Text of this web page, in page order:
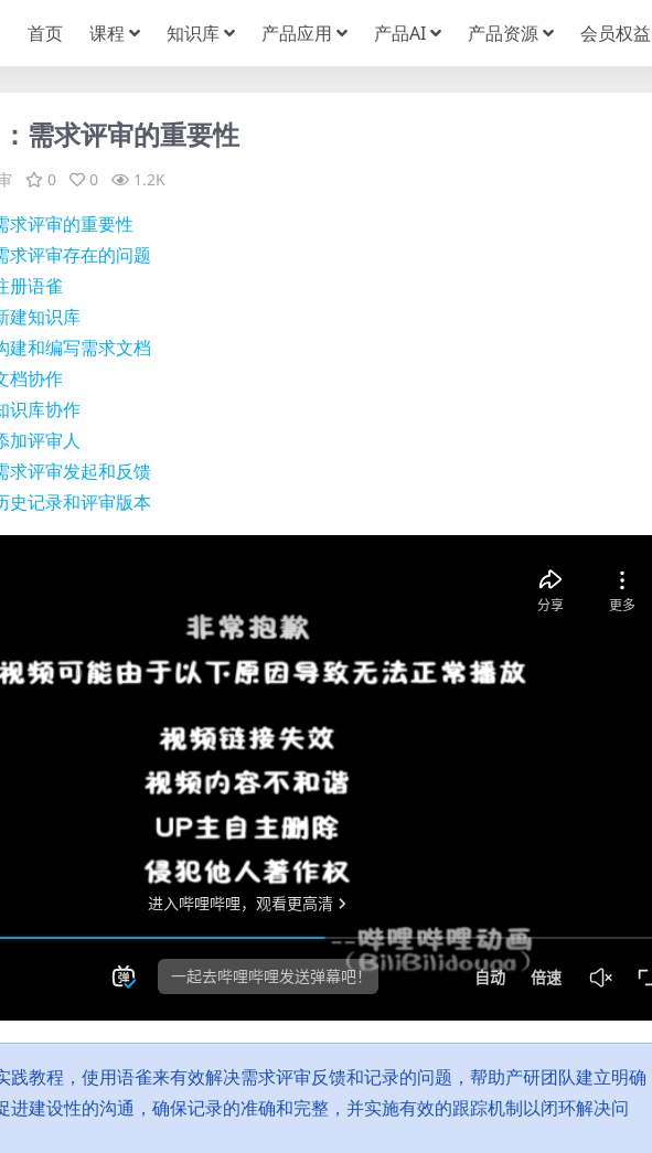
首页 课程 知识库 产品应用 产品AI 产品资源 会员权益
需求评审的重要性
0 0 1.2K
求评审的重要性
求评审存在的问题
册语雀
建知识库
建和编写需求文档
档协作
识库协作
加评审人
求评审发起和反馈
史记录和评审版本
践教程，使用语雀来有效解决需求评审反馈和记录的问题，帮助产研团队建立明确
进建设性的沟通，确保记录的准确和完整，并实施有效的跟踪机制以闭环解决问